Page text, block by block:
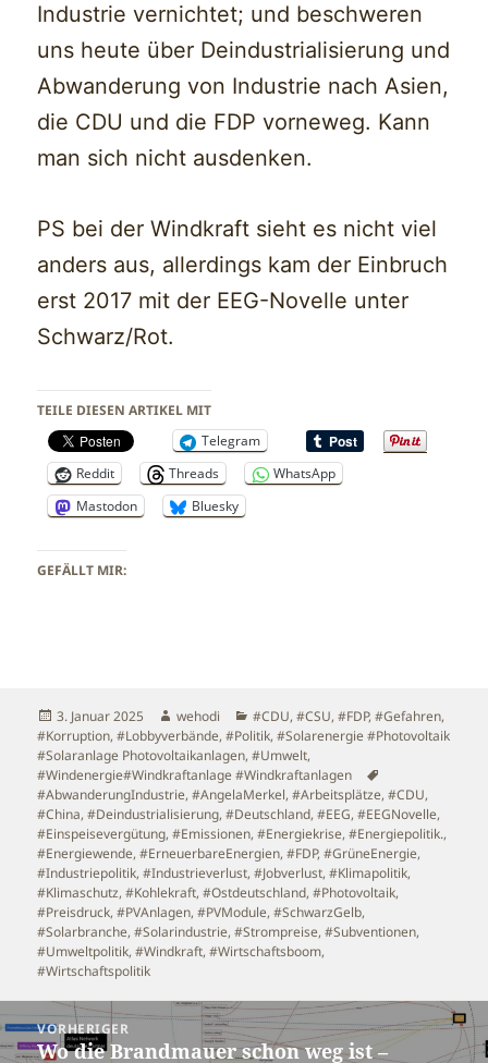
Industrie vernichtet; und beschweren
uns heute über Deindustrialisierung und
Abwanderung von Industrie nach Asien,
die CDU und die FDP vorneweg. Kann
man sich nicht ausdenken.
PS bei der Windkraft sieht es nicht viel
anders aus, allerdings kam der Einbruch
erst 2017 mit der EEG-Novelle unter
Schwarz/Rot.
TEILE DIESEN ARTIKEL MIT
Telegram
Reddit
Threads
WhatsApp
Mastodon
Bluesky
GEFÄLLT MIR:
Veröffentlicht
am
3. Januar 2025 Autor
wehodi Kategorien
#CDU,#CSU,#FDP,#Gefahren,
#Korruption,#Lobbyverbände,#Politik,#Solarenergie #Photovoltaik
#Solaranlage Photovoltaikanlagen,#Umwelt,
#Windenergie#Windkraftanlage #Windkraftanlagen
#AbwanderungIndustrie,#AngelaMerkel,#Arbeitsplätze,#CDU,
#China,#Deindustrialisierung,#Deutschland,#EEG,#EEGNovelle,
#Einspeisevergütung,#Emissionen,#Energiekrise,#Energiepolitik.,
#Energiewende,#ErneuerbareEnergien,#FDP,#GrüneEnergie,
#Industriepolitik,#Industrieverlust,#Jobverlust,#Klimapolitik,
#Klimaschutz,#Kohlekraft,#Ostdeutschland,#Photovoltaik,
#Preisdruck,#PVAnlagen,#PVModule,#SchwarzGelb,
#Solarbranche,#Solarindustrie,#Strompreise,#Subventionen,
#Umweltpolitik,#Windkraft,#Wirtschaftsboom,
#Wirtschaftspolitik
Beitragsnavigation
VORHERIGER
Vorheriger
Wo die Brandmauer schon weg ist –